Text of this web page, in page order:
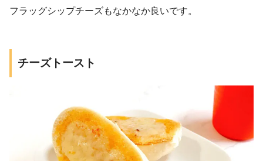
フラッグシップチーズもなかなか良いです。
チーズトースト